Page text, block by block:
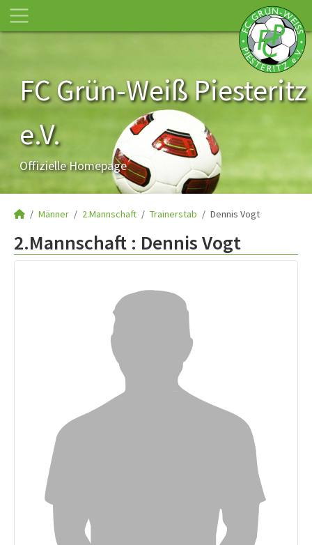
FC Grün-Weiß Piesteritz
e.V.
Offizielle Homepage
Männer 2.Mannschaft Trainerstab Dennis Vogt
2.Mannschaft : Dennis Vogt